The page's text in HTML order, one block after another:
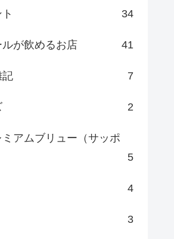
34
が飲めるお店 41
記 7
2
アムブリュー（サッポ
5
4
3